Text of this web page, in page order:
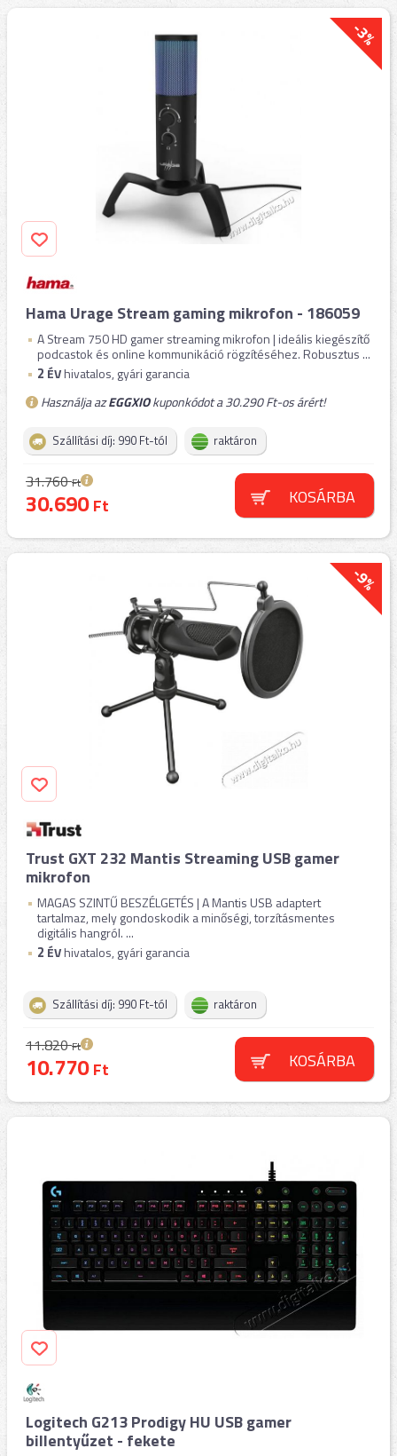
-3%
Hama Urage Stream gaming mikrofon - 186059
A Stream 750 HD gamer streaming mikrofon | ideális kiegészítő
podcastok és online kommunikáció rögzítéséhez. Robusztus ...
2 ÉVhivatalos, gyári garancia
Használja azEGGXIOkuponkódot a 30.290 Ft-os árért!
Szállítási díj: 990 Ft-tól raktáron
31.760Ft
30.690Ft KOSÁRBA
-9%
Trust GXT 232 Mantis Streaming USB gamer
mikrofon
MAGAS SZINTŰ BESZÉLGETÉS | A Mantis USB adaptert
tartalmaz, mely gondoskodik a minőségi, torzításmentes
digitális hangról. ...
2 ÉVhivatalos, gyári garancia
Szállítási díj: 990 Ft-tól raktáron
11.820Ft
10.770Ft KOSÁRBA
Logitech G213 Prodigy HU USB gamer
billentyűzet - fekete